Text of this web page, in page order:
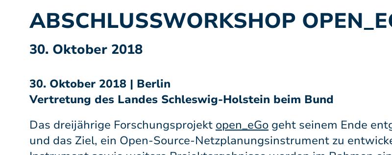
PRESSE
STELLEN
ABSCHLUSSWORKSHOP
30. Oktober 2018
30. Oktober 2018 | Berlin
Vertretung des Landes Schleswig-Holstein beim Bund
Das dreijährige Forschungsprojekt open_eGo geht seinem Ende
und das Ziel, ein Open-Source-Netzplanungsinstrument zu